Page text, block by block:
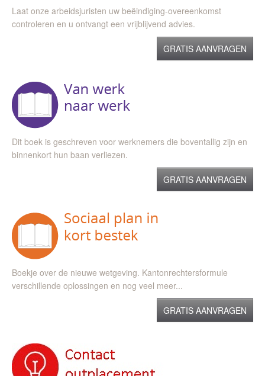
Laat onze arbeidsjuristen uw beëindiging-overeenkomst
controleren en u ontvangt een vrijblijvend advies.
GRATIS AANVRAGEN
Dit boek is geschreven voor werknemers die boventallig zijn en
binnenkort hun baan verliezen.
GRATIS AANVRAGEN
Boekje over de nieuwe wetgeving. Kantonrechtersformule
verschillende oplossingen en nog veel meer...
GRATIS AANVRAGEN